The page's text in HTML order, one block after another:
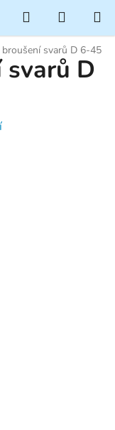
Hledat
KOŠÍK
broušení svarů D 6-45
svarů D